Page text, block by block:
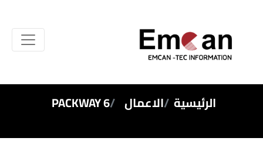
الرئيسية الاعمال 6 PACKWAY